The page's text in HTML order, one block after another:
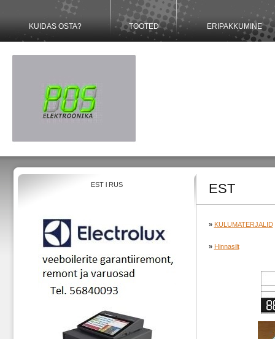
KUIDAS OSTA? TOOTED ERIPAKKUMINE
EST l RUS EST
» KULUMATERJALID
» Hinnasilt